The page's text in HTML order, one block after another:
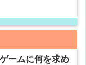
ームに何を求め